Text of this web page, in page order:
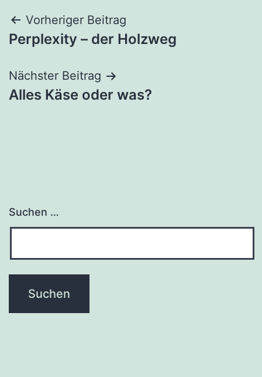
Beitragsnavigation
Vorheriger Beitrag
Perplexity – der Holzweg
Nächster Beitrag
Alles Käse oder was?
Suchen …